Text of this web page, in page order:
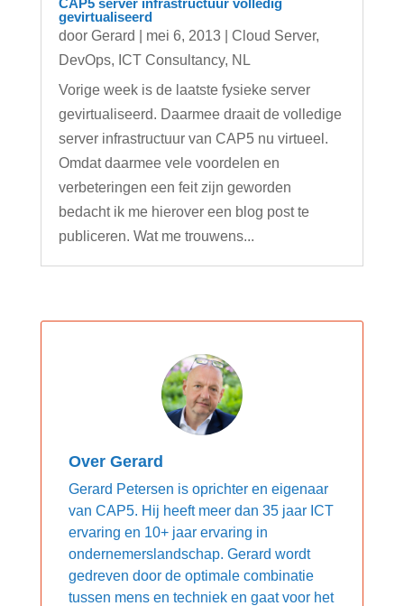
CAP5 server infrastructuur volledig
gevirtualiseerd
door Gerard mei 6, 2013| Cloud Server,
DevOps, ICT Consultancy, NL
Vorige week is de laatste fysieke server
gevirtualiseerd. Daarmee draait de volledige
server infrastructuur van CAP5 nu virtueel.
Omdat daarmee vele voordelen en
verbeteringen een feit zijn geworden
bedacht ik me hierover een blog post te
publiceren. Wat me trouwens...
Over Gerard
Gerard Petersen is oprichter en eigenaar
van CAP5. Hij heeft meer dan 35 jaar ICT
ervaring en 10+ jaar ervaring in
ondernemerslandschap. Gerard wordt
gedreven door de optimale combinatie
tussen mens en techniek en gaat voor het